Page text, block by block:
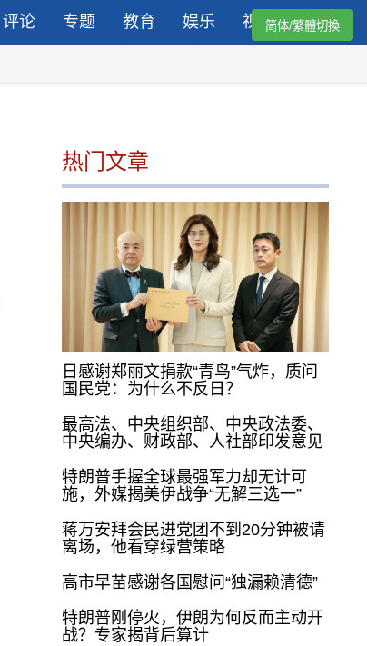
评论 专题 教育 娱乐 视频简体/繁體切換
热门文章
日感谢郑丽文捐款“青鸟”气炸，质问
国民党：为什么不反日？
最高法、中央组织部、中央政法委、
中央编办、财政部、人社部印发意见
特朗普手握全球最强军力却无计可
施，外媒揭美伊战争“无解三选一”
蒋万安拜会民进党团不到20分钟被请
离场，他看穿绿营策略
高市早苗感谢各国慰问“独漏赖清德”
特朗普刚停火，伊朗为何反而主动开
战？专家揭背后算计